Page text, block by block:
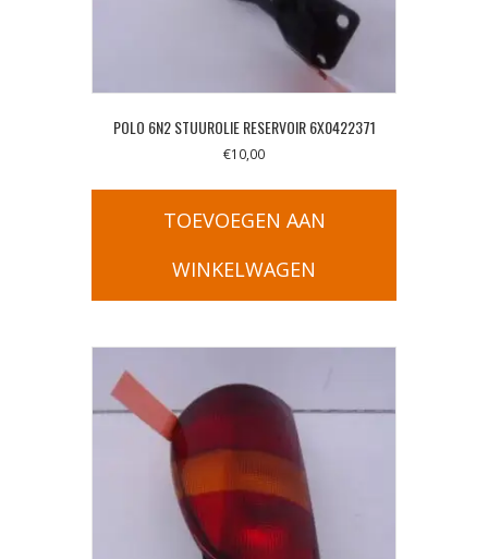
POLO 6N2 STUUROLIE RESERVOIR 6X0422371
€10,00
TOEVOEGEN AAN
WINKELWAGEN